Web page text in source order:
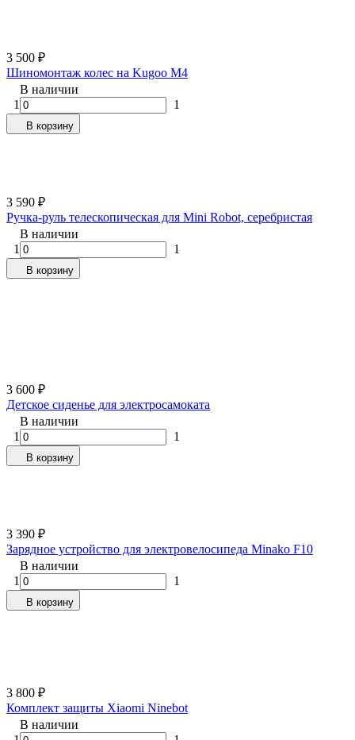
3 500 ₽
Шиномонтаж колес на Kugoo M4
В наличии
1
1
В корзину
3 590 ₽
Ручка-руль телескопическая для Mini Robot, серебристая
В наличии
1
1
В корзину
3 600 ₽
Детское сиденье для электросамоката
В наличии
1
1
В корзину
3 390 ₽
Зарядное устройство для электровелосипеда Minako F10
В наличии
1
1
В корзину
3 800 ₽
Комплект защиты Xiaomi Ninebot
В наличии